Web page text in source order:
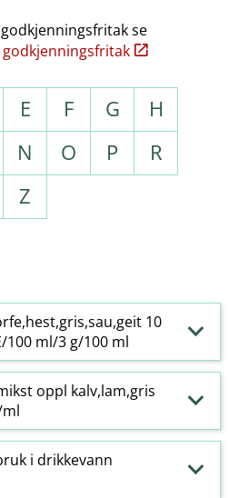
se
E F G
H
N O P
R
Z
10
100 ml/3 g/100 ml
oppl kalv,lam,gris
i drikkevann